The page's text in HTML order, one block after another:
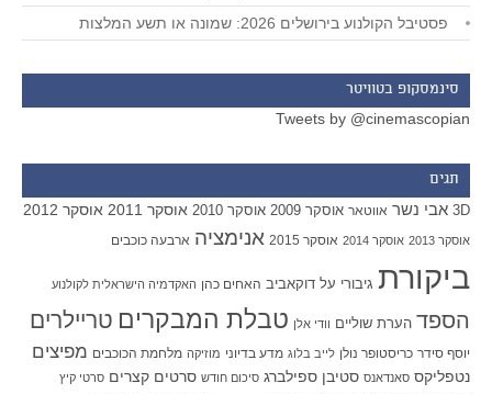
פסטיבל הקולנוע בירושלים 2026: שמונה או תשע המלצות
סינמסקופ בטוויטר
Tweets by @cinemascopian
תגים
3D אבי נשר אווטאר אוסקר 2009 אוסקר 2010 אוסקר 2011 אוסקר 2012
אוסקר 2013 אוסקר 2014 אוסקר 2015 אנימציה ארבעה כוכבים
ביקורת גיבורי על דוקאביב האחים כהן האקדמיה הישראלית לקולנוע
הספד הערת שוליים וודי אלן טבלת המבקרים טריילרים
יוסף סידר כריסטופר נולן לייב בלוג מדע בדיוני מוזיקה מלחמת הכוכבים מפיצים
נטפליקס סאנדאנס סטיבן ספילברג סיכום חודש סרטים קצרים סרטי קיץ